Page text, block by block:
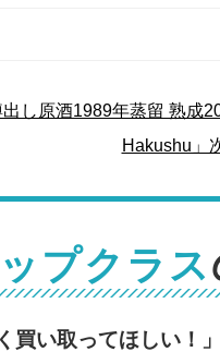
し原酒1989年蒸留 熟成20
Hakushu」
プクラス
買い取ってほしい！